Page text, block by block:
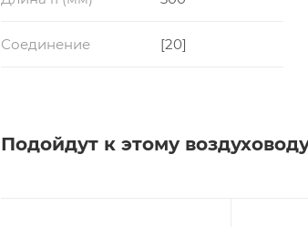
Соединение [20]
Подойдут к этому